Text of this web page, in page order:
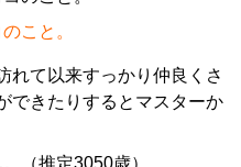
こと。
れて以来すっかり仲良くさ
できたりするとマスターか